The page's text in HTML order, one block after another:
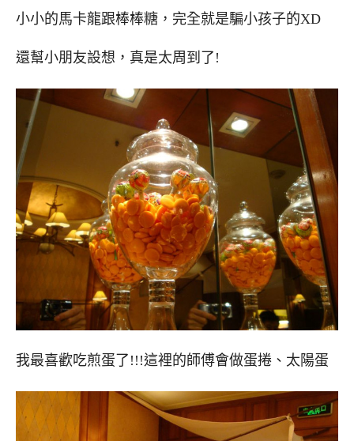
小小的馬卡龍跟棒棒糖，完全就是騙小孩子的XD
還幫小朋友設想，真是太周到了!
我最喜歡吃煎蛋了!!!這裡的師傅會做蛋捲、太陽蛋